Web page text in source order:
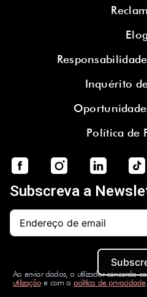
Inquérito
Política de
Subscreva a
Ao enviar dados, o utilizador concorda
utilizaçãoe com a política de privacidade.